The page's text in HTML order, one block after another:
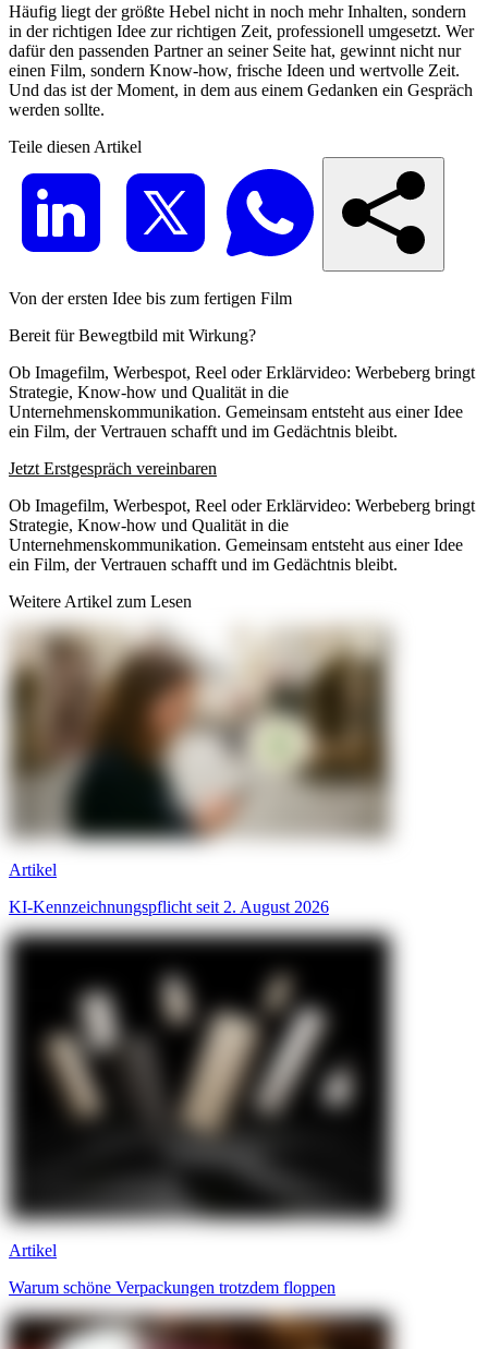
Häufig liegt der größte Hebel nicht in noch mehr Inhalten, sondern
in der richtigen Idee zur richtigen Zeit, professionell umgesetzt. Wer
dafür den passenden Partner an seiner Seite hat, gewinnt nicht nur
einen Film, sondern Know-how, frische Ideen und wertvolle Zeit.
Und das ist der Moment, in dem aus einem Gedanken ein Gespräch
werden sollte.
Teile diesen Artikel
Von der ersten Idee bis zum fertigen Film
Bereit für Bewegtbild mit Wirkung?
Ob Imagefilm, Werbespot, Reel oder Erklärvideo: Werbeberg bringt
Strategie, Know-how und Qualität in die
Unternehmenskommunikation. Gemeinsam entsteht aus einer Idee
ein Film, der Vertrauen schafft und im Gedächtnis bleibt.
Jetzt Erstgespräch vereinbaren
Ob Imagefilm, Werbespot, Reel oder Erklärvideo: Werbeberg bringt
Strategie, Know-how und Qualität in die
Unternehmenskommunikation. Gemeinsam entsteht aus einer Idee
ein Film, der Vertrauen schafft und im Gedächtnis bleibt.
Weitere Artikel zum Lesen
Artikel
KI-Kennzeichnungspflicht seit 2. August 2026
Artikel
Warum schöne Verpackungen trotzdem floppen